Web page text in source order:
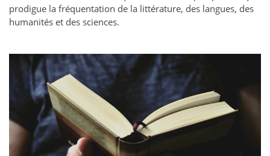
prodigue la fréquentation de la littérature, des langues, des
humanités et des sciences.